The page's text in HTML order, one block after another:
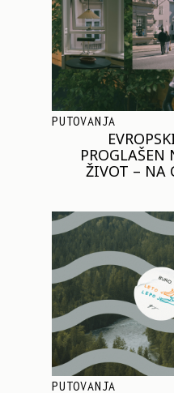
PUTOVANJA
PROGLAŠEN
ŽIVOT – NA
PUTOVANJA